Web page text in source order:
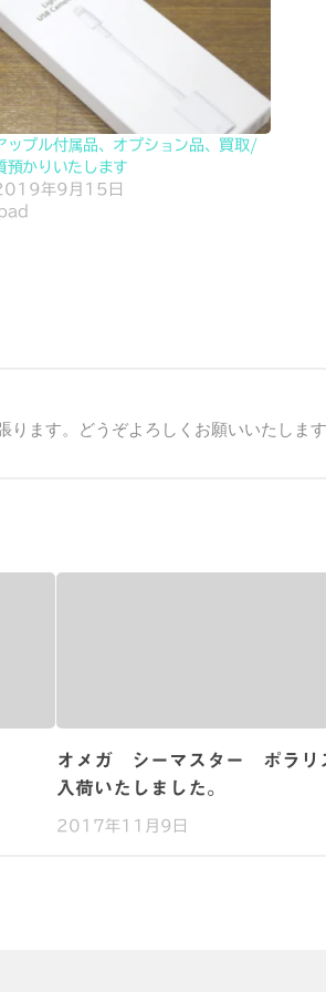
ップル付属品、オプション品、買取/
預かりいたします
年9月15日
ります。どうぞよろしくお願いいたしま
オメガ シーマスター ポラ
入荷いたしました。
2017年11月9日